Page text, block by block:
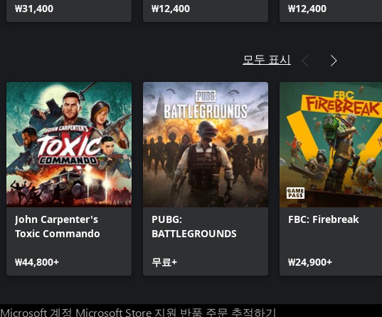
₩31,400
₩12,400
₩12,400
모두 표시
John Carpenter's
Toxic Commando
₩44,800+
PUBG:
BATTLEGROUNDS
무료+
FBC: Firebreak
₩24,900+
Microsoft 계정 Microsoft Store 지원 반품 주문 추적하기